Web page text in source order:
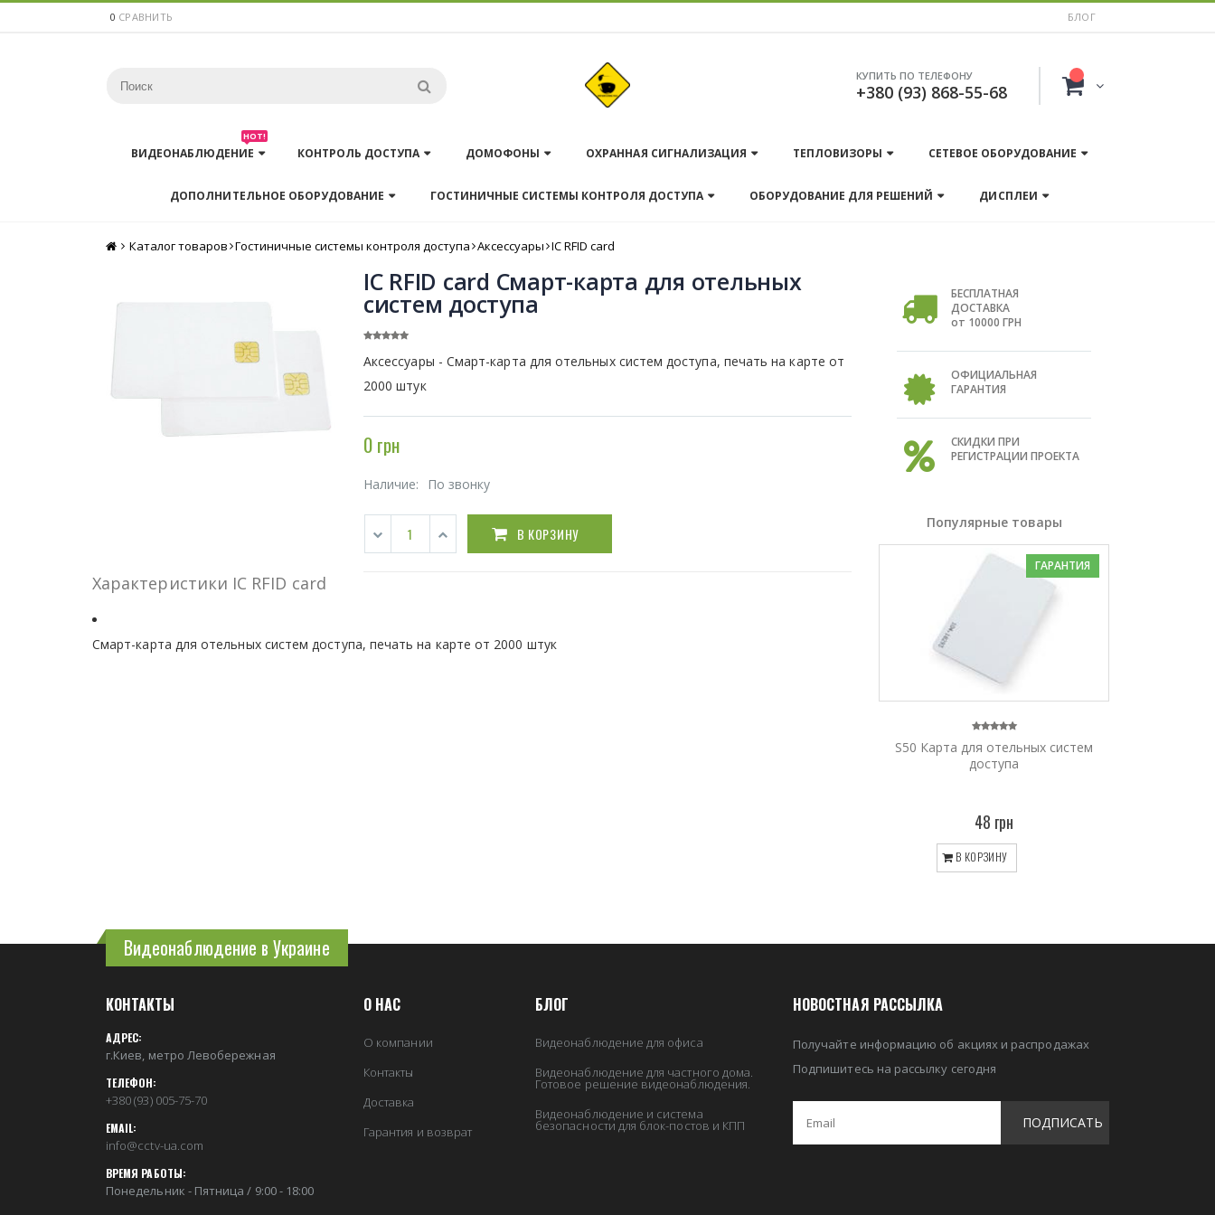
0 СРАВНИТЬ БЛОГ
КУПИТЬ ПО ТЕЛЕФОНУ
+380 (93) 868-55-68
ВИДЕОНАБЛЮДЕНИЕ
HOT!
КОНТРОЛЬ ДОСТУПА ДОМОФОНЫ ОХРАННАЯ СИГНАЛИЗАЦИЯ ТЕПЛОВИЗОРЫ СЕТЕВОЕ ОБОРУДОВАНИЕ
ДОПОЛНИТЕЛЬНОЕ ОБОРУДОВАНИЕ ГОСТИНИЧНЫЕ СИСТЕМЫ КОНТРОЛЯ ДОСТУПА ОБОРУДОВАНИЕ ДЛЯ РЕШЕНИЙ ДИСПЛЕИ
Главная
Каталог товаров Гостиничные системы контроля доступа Аксессуары IC RFID card
IC RFID card Смарт-карта для отельных
систем доступа
Аксессуары - Смарт-карта для отельных систем доступа, печать на карте от
2000 штук
0 грн
Наличие: По звонку
В КОРЗИНУ
Характеристики IC RFID card
Смарт-карта для отельных систем доступа, печать на карте от 2000 штук
БЕСПЛАТНАЯ
ДОСТАВКА
от 10000 ГРН
ОФИЦИАЛЬНАЯ
ГАРАНТИЯ
СКИДКИ ПРИ
РЕГИСТРАЦИИ ПРОЕКТА
Популярные товары
ГАРАНТИЯ
S50 Карта для отельных систем
доступа
48 грн
В КОРЗИНУ
Видеонаблюдение в Украине
КОНТАКТЫ
АДРЕС:
г.Киев, метро Левобережная
ТЕЛЕФОН:
+380 (93) 005-75-70
EMAIL:
info@cctv-ua.com
ВРЕМЯ РАБОТЫ:
Понедельник - Пятница / 9:00 - 18:00
О НАС
О компании
Контакты
Доставка
Гарантия и возврат
БЛОГ
Видеонаблюдение для офиса
Видеонаблюдение для частного дома.
Готовое решение видеонаблюдения.
Видеонаблюдение и система
безопасности для блок-постов и КПП
НОВОСТНАЯ РАССЫЛКА
Получайте информацию об акциях и распродажах
Подпишитесь на рассылку сегодня
ПОДПИСАТЬ